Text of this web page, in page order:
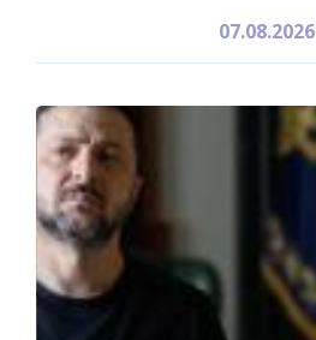
07.08.2026